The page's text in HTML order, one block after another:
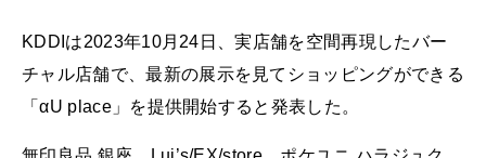
KDDIは2023年10月24日、実店舗を空間再現したバー
チャル店舗で、最新の展示を見てショッピングができる
「αU place」を提供開始すると発表した。